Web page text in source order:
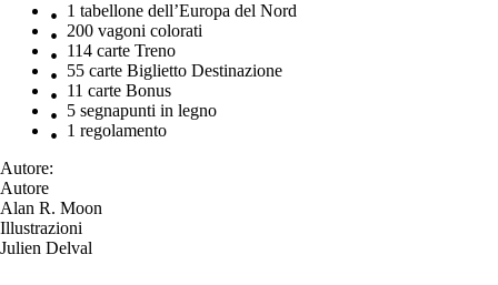
1 tabellone dell’Europa del Nord
200 vagoni colorati
114 carte Treno
55 carte Biglietto Destinazione
11 carte Bonus
5 segnapunti in legno
1 regolamento
Autore:
Autore
Alan R. Moon
Illustrazioni
Julien Delval